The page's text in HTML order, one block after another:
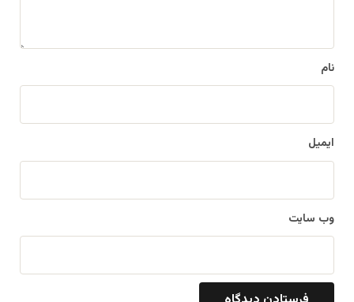
نام
ایمیل
وب‌ سایت